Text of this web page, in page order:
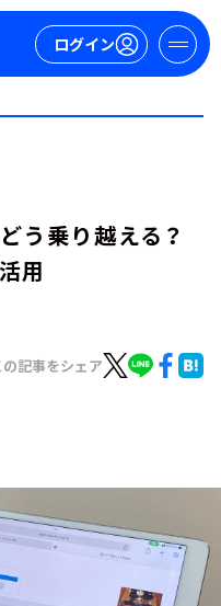
ログイン
う乗り越える？
用
の記事をシェア